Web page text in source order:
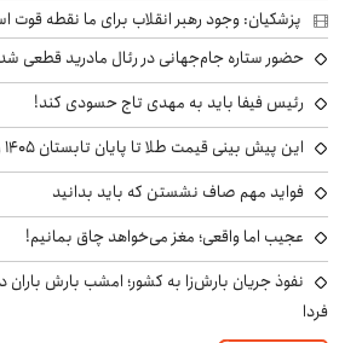
پزشکیان: وجود رهبر انقلاب برای ما نقطه قوت
حضور ستاره جام‌جهانی در رئال مادرید قطعی شد
رئیس فیفا باید به مهدی تاج حسودی کند!
این پیش بینی قیمت طلا تا پایان تابستان ۱۴۰۵ را از دست ندهید
فواید مهم صاف نشستن که باید بدانید
عجیب اما واقعی؛ مغز می‌خواهد چاق بمانیم!
فردا